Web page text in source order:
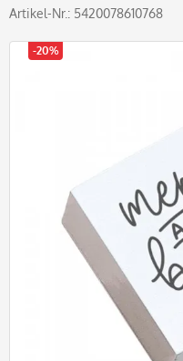
Artikel-Nr.: 5420078610768
-20%